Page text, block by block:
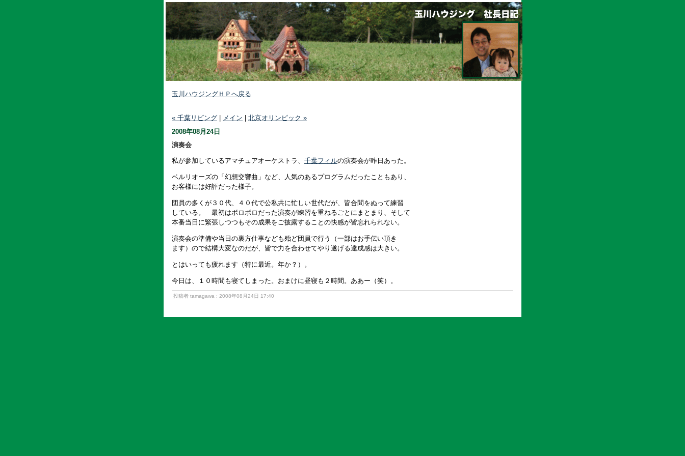
玉川ハウジングＨＰへ戻る
« 千葉リビング メイン
北京オリンピック »
2008年08月24日
演奏会
私が参加しているアマチュアオーケストラ、 千葉フィルの演奏会が昨日あった。
ベルリオーズの「幻想交響曲」など、人気のあるプログラムだったこともあり、
お客様には好評だった様子。
団員の多くが３０代、４０代で公私共に忙しい世代だが、皆合間をぬって練習
している。 最初はボロボロだった演奏が練習を重ねるごとにまとまり、そして
本番当日に緊張しつつもその成果をご披露することの快感が皆忘れられない。
演奏会の準備や当日の裏方仕事なども殆ど団員で行う（一部はお手伝い頂き
ます）ので結構大変なのだが、皆で力を合わせてやり遂げる達成感は大きい。
とはいっても疲れます（特に最近。年か？）。
今日は、１０時間も寝てしまった。おまけに昼寝も２時間。ああー（笑）。
投稿者 tamagawa : 2008年08月24日 17:40